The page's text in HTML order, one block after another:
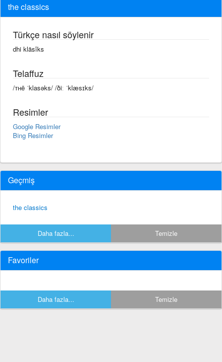
the classics
Türkçe nasıl söylenir
dhi kläsîks
Telaffuz
/ᴛʜē ˈklasəks/ /ðiː ˈklæsɪks/
Resimler
Google Resimler
Bing Resimler
Geçmiş
the classics
Daha fazla... Temizle
Favoriler
Daha fazla... Temizle